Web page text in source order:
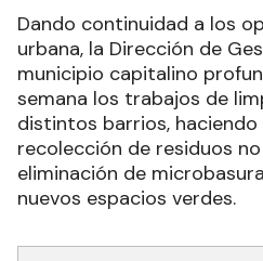
Dando continuidad a los
urbana, la Dirección de
municipio capitalino
semana los trabajos de
distintos barrios, haciendo
recolección de residuos
eliminación de
nuevos espacios verdes.